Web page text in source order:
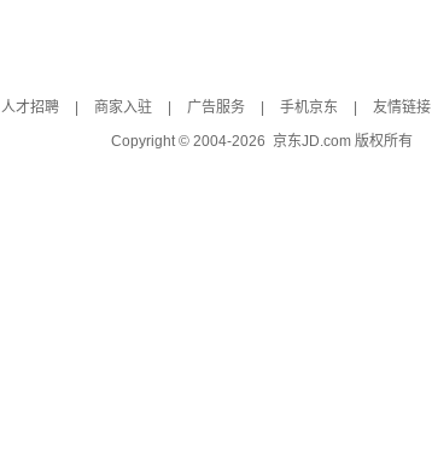
人才招聘 商家入驻 广告服务 手机京东 友情链接
Copyright © 2004-2026 京东JD.com 版权所有